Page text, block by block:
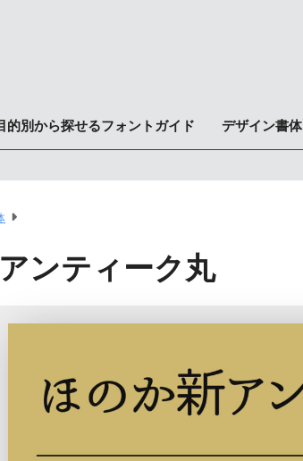
的別から探せるフォントガイド デザイン書体
ンティーク丸